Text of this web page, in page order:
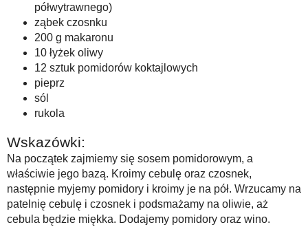
półwytrawnego)
ząbek czosnku
200 g makaronu
10 łyżek oliwy
12 sztuk pomidorów koktajlowych
pieprz
sól
rukola
Wskazówki:
Na początek zajmiemy się sosem pomidorowym, a
właściwie jego bazą. Kroimy cebulę oraz czosnek,
następnie myjemy pomidory i kroimy je na pół. Wrzucamy na
patelnię cebulę i czosnek i podsmażamy na oliwie, aż
cebula będzie miękka. Dodajemy pomidory oraz wino.